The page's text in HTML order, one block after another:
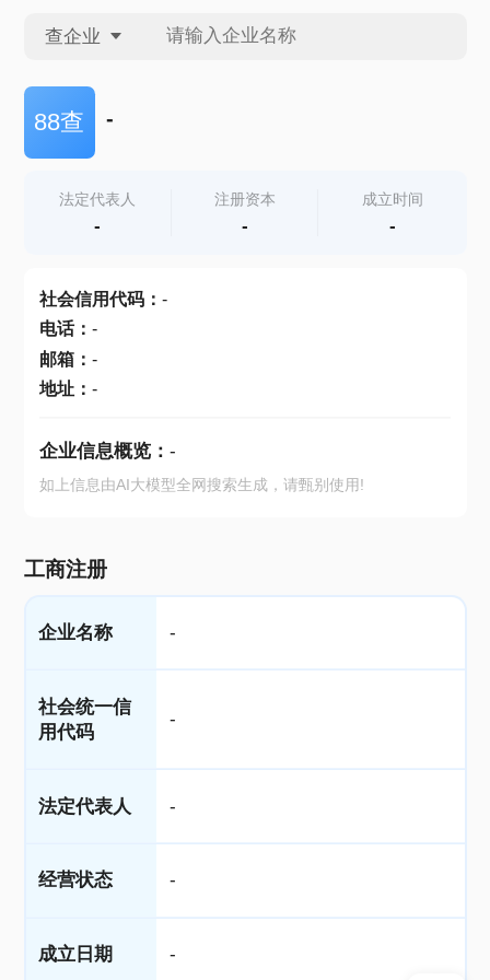
查企业
查企业
查产地
88查 -
法定代表人
-
注册资本
-
成立时间
-
社会信用代码： -
电话： -
邮箱： -
地址： -
企业信息概览： -
如上信息由AI大模型全网搜索生成，请甄别使用!
工商注册
企业名称 -
社会统一信
用代码
-
法定代表人 -
经营状态 -
成立日期 -